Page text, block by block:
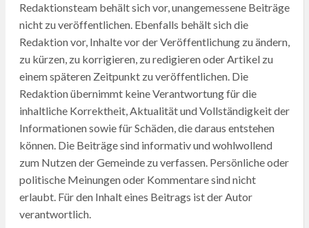
Redaktionsteam behält sich vor, unangemessene Beiträge
nicht zu veröffentlichen. Ebenfalls behält sich die
Redaktion vor, Inhalte vor der Veröffentlichung zu ändern,
zu kürzen, zu korrigieren, zu redigieren oder Artikel zu
einem späteren Zeitpunkt zu veröffentlichen. Die
Redaktion übernimmt keine Verantwortung für die
inhaltliche Korrektheit, Aktualität und Vollständigkeit der
Informationen sowie für Schäden, die daraus entstehen
können. Die Beiträge sind informativ und wohlwollend
zum Nutzen der Gemeinde zu verfassen. Persönliche oder
politische Meinungen oder Kommentare sind nicht
erlaubt. Für den Inhalt eines Beitrags ist der Autor
verantwortlich.